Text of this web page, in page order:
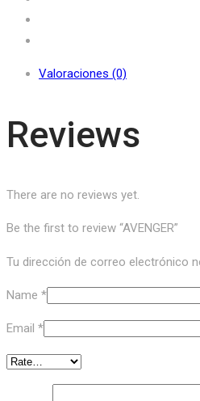
Valoraciones (0)
Reviews
There are no reviews yet.
Be the first to review “AVENGER”
Tu dirección de correo electrónico
Name *
Email *